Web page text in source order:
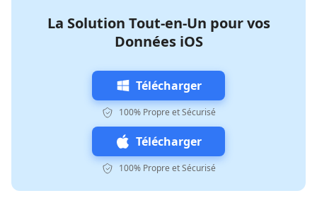
La Solution Tout-en-Un pour vos
Données iOS
Télécharger
100% Propre et Sécurisé
Télécharger
100% Propre et Sécurisé